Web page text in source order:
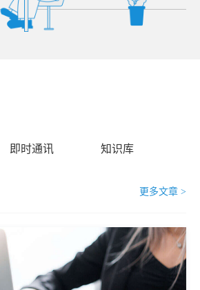
即时通讯 知识库
更多文章 >